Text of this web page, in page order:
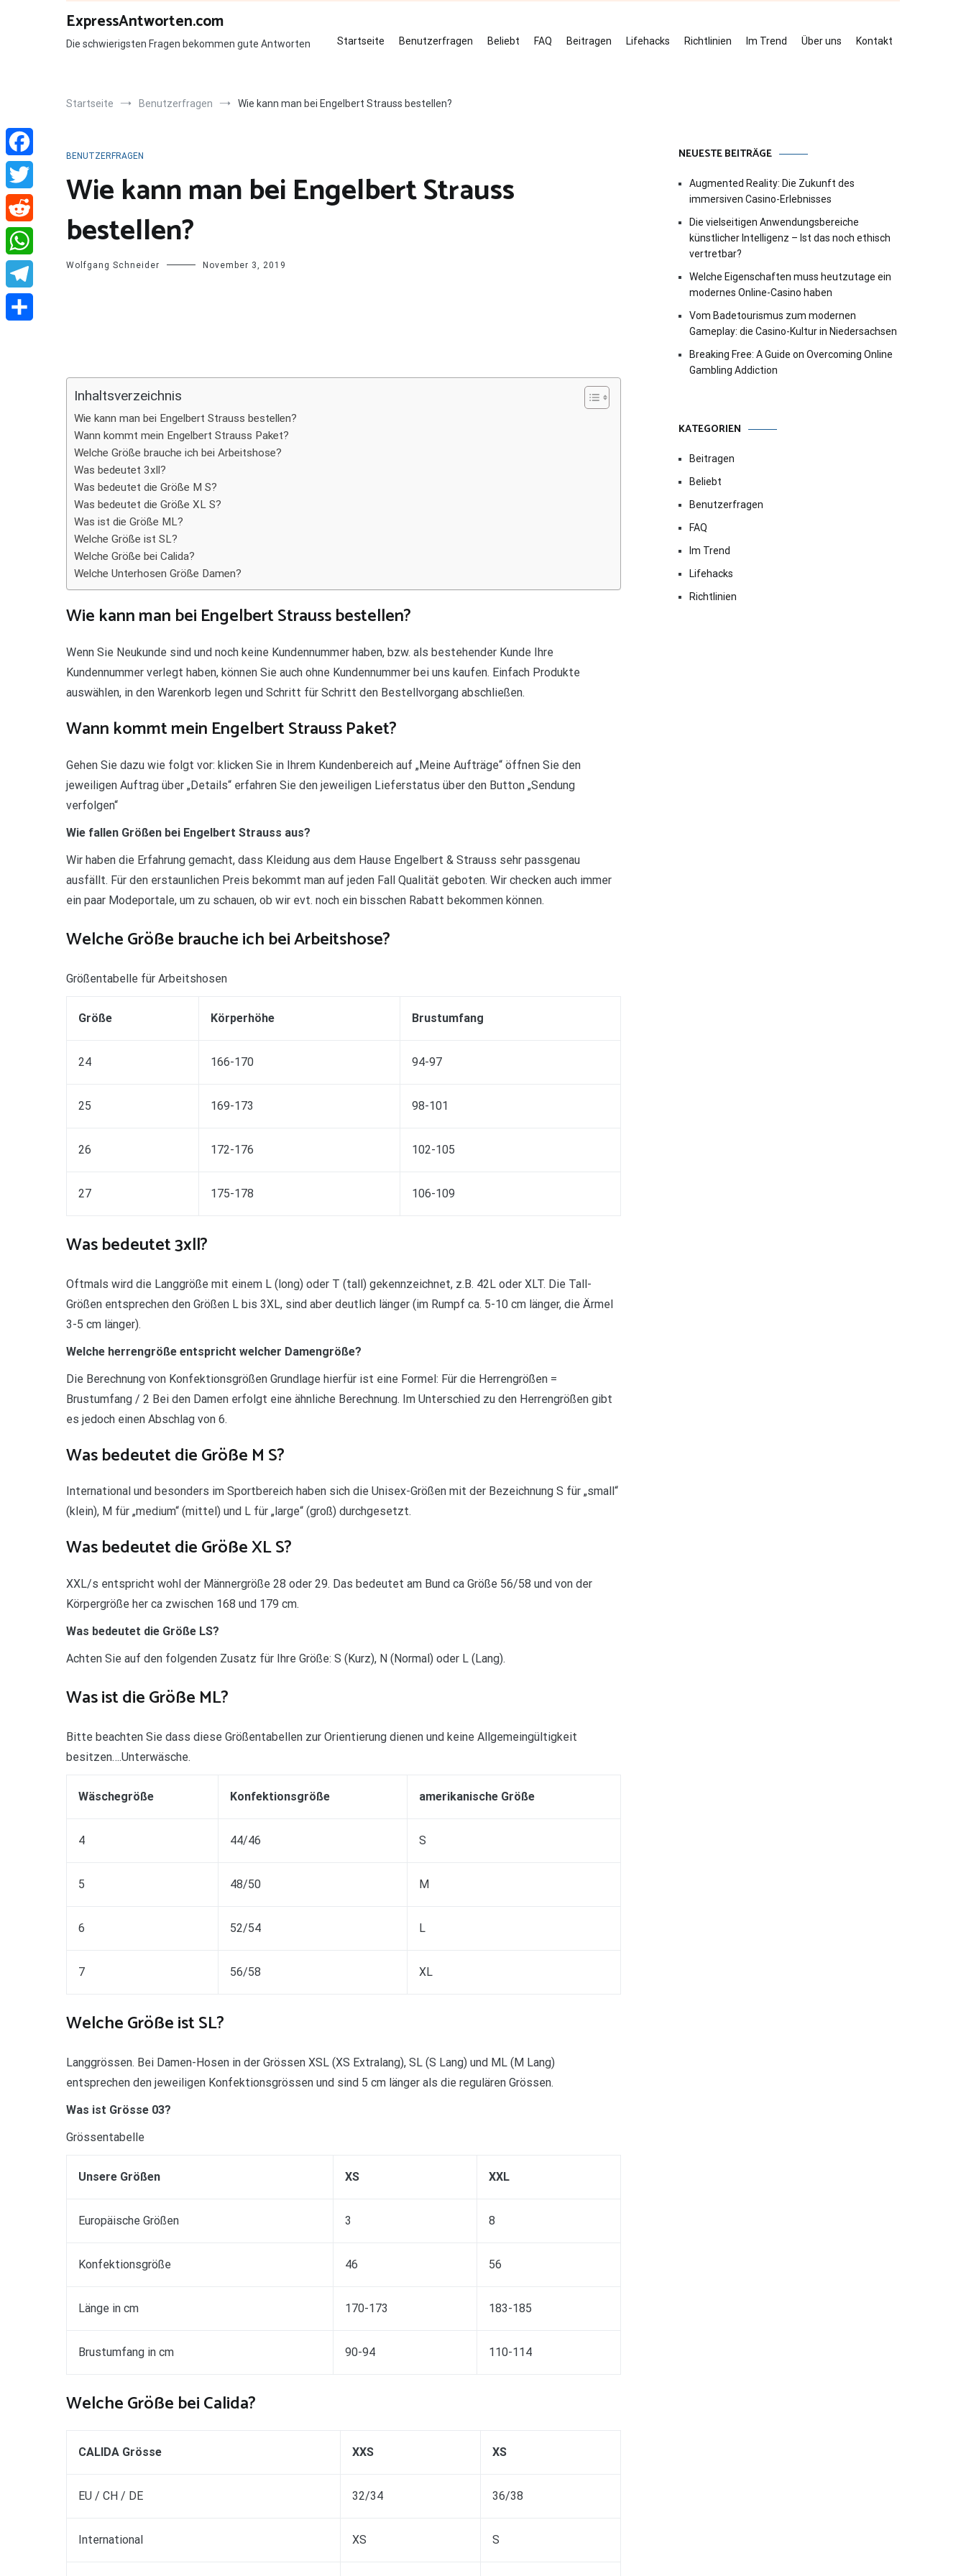
ExpressAntworten.com
Die schwierigsten Fragen bekommen gute Antworten Startseite Benutzerfragen Beliebt FAQ Beitragen Lifehacks Richtlinien Im Trend Über uns Kontakt
Startseite Benutzerfragen Wie kann man bei Engelbert Strauss bestellen?
BENUTZERFRAGEN
Wie kann man bei Engelbert Strauss
bestellen?
Wolfgang Schneider November 3, 2019
Inhaltsverzeichnis
Wie kann man bei Engelbert Strauss bestellen?
Wann kommt mein Engelbert Strauss Paket?
Welche Größe brauche ich bei Arbeitshose?
Was bedeutet 3xll?
Was bedeutet die Größe M S?
Was bedeutet die Größe XL S?
Was ist die Größe ML?
Welche Größe ist SL?
Welche Größe bei Calida?
Welche Unterhosen Größe Damen?
Wie kann man bei Engelbert Strauss bestellen?
Wenn Sie Neukunde sind und noch keine Kundennummer haben, bzw. als bestehender Kunde Ihre
Kundennummer verlegt haben, können Sie auch ohne Kundennummer bei uns kaufen. Einfach Produkte
auswählen, in den Warenkorb legen und Schritt für Schritt den Bestellvorgang abschließen.
Wann kommt mein Engelbert Strauss Paket?
Gehen Sie dazu wie folgt vor: klicken Sie in Ihrem Kundenbereich auf „Meine Aufträge“ öffnen Sie den
jeweiligen Auftrag über „Details“ erfahren Sie den jeweiligen Lieferstatus über den Button „Sendung
verfolgen“
Wie fallen Größen bei Engelbert Strauss aus?
Wir haben die Erfahrung gemacht, dass Kleidung aus dem Hause Engelbert & Strauss sehr passgenau
ausfällt. Für den erstaunlichen Preis bekommt man auf jeden Fall Qualität geboten. Wir checken auch immer
ein paar Modeportale, um zu schauen, ob wir evt. noch ein bisschen Rabatt bekommen können.
Welche Größe brauche ich bei Arbeitshose?
Größentabelle für Arbeitshosen
Größe Körperhöhe Brustumfang
24 166-170 94-97
25 169-173 98-101
26 172-176 102-105
27 175-178 106-109
Was bedeutet 3xll?
Oftmals wird die Langgröße mit einem L (long) oder T (tall) gekennzeichnet, z.B. 42L oder XLT. Die Tall-
Größen entsprechen den Größen L bis 3XL, sind aber deutlich länger (im Rumpf ca. 5-10 cm länger, die Ärmel
3-5 cm länger).
Welche herrengröße entspricht welcher Damengröße?
Die Berechnung von Konfektionsgrößen Grundlage hierfür ist eine Formel: Für die Herrengrößen =
Brustumfang / 2 Bei den Damen erfolgt eine ähnliche Berechnung. Im Unterschied zu den Herrengrößen gibt
es jedoch einen Abschlag von 6.
Was bedeutet die Größe M S?
International und besonders im Sportbereich haben sich die Unisex-Größen mit der Bezeichnung S für „small“
(klein), M für „medium“ (mittel) und L für „large“ (groß) durchgesetzt.
Was bedeutet die Größe XL S?
XXL/s entspricht wohl der Männergröße 28 oder 29. Das bedeutet am Bund ca Größe 56/58 und von der
Körpergröße her ca zwischen 168 und 179 cm.
Was bedeutet die Größe LS?
Achten Sie auf den folgenden Zusatz für Ihre Größe: S (Kurz), N (Normal) oder L (Lang).
Was ist die Größe ML?
Bitte beachten Sie dass diese Größentabellen zur Orientierung dienen und keine Allgemeingültigkeit
besitzen….Unterwäsche.
Wäschegröße Konfektionsgröße amerikanische Größe
4 44/46 S
5 48/50 M
6 52/54 L
7 56/58 XL
Welche Größe ist SL?
Langgrössen. Bei Damen-Hosen in der Grössen XSL (XS Extralang), SL (S Lang) und ML (M Lang)
entsprechen den jeweiligen Konfektionsgrössen und sind 5 cm länger als die regulären Grössen.
Was ist Grösse 03?
Grössentabelle
Unsere Größen XS XXL
Europäische Größen 3 8
Konfektionsgröße 46 56
Länge in cm 170-173 183-185
Brustumfang in cm 90-94 110-114
Welche Größe bei Calida?
CALIDA Grösse XXS XS
EU / CH / DE 32/34 36/38
International XS S
NEUESTE BEITRÄGE
Augmented Reality: Die Zukunft des
immersiven Casino-Erlebnisses
Die vielseitigen Anwendungsbereiche
künstlicher Intelligenz – Ist das noch ethisch
vertretbar?
Welche Eigenschaften muss heutzutage ein
modernes Online-Casino haben
Vom Badetourismus zum modernen
Gameplay: die Casino-Kultur in Niedersachsen
Breaking Free: A Guide on Overcoming Online
Gambling Addiction
KATEGORIEN
Beitragen
Beliebt
Benutzerfragen
FAQ
Im Trend
Lifehacks
Richtlinien
Facebook
Twitter
Reddit
WhatsApp
Telegram